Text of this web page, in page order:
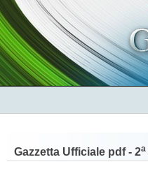
Gazzetta Ufficiale pdf - 2a